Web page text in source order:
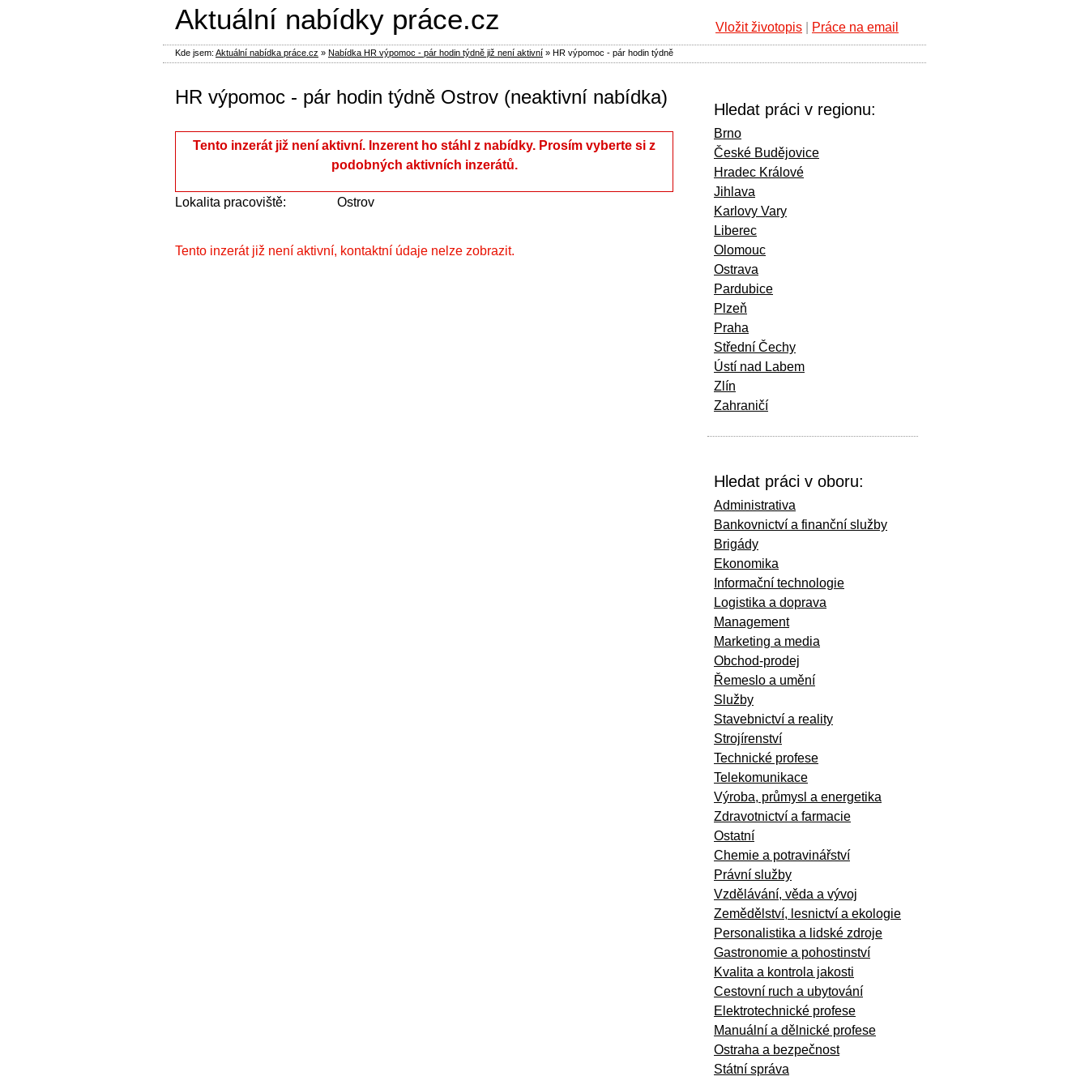
HR výpomoc - pár hodin týdně Ostrov (neaktivní nabídka)
Tento inzerát již není aktivní. Inzerent ho stáhl z nabídky. Prosím vyberte si z
podobných aktivních inzerátů.
Lokalita pracoviště: Ostrov
Tento inzerát již není aktivní, kontaktní údaje nelze zobrazit.
Hledat práci v regionu:
Brno
České Budějovice
Hradec Králové
Jihlava
Karlovy Vary
Liberec
Olomouc
Ostrava
Pardubice
Plzeň
Praha
Střední Čechy
Ústí nad Labem
Zlín
Zahraničí
Hledat práci v oboru:
Administrativa
Bankovnictví a finanční služby
Brigády
Ekonomika
Informační technologie
Logistika a doprava
Management
Marketing a media
Obchod-prodej
Řemeslo a umění
Služby
Stavebnictví a reality
Strojírenství
Technické profese
Telekomunikace
Výroba, průmysl a energetika
Zdravotnictví a farmacie
Ostatní
Chemie a potravinářství
Právní služby
Vzdělávání, věda a vývoj
Zemědělství, lesnictví a ekologie
Personalistika a lidské zdroje
Gastronomie a pohostinství
Kvalita a kontrola jakosti
Cestovní ruch a ubytování
Elektrotechnické profese
Manuální a dělnické profese
Ostraha a bezpečnost
Státní správa
Aktuální nabídky práce.cz Vložit životopis Práce na email
Kde jsem: Aktuální nabídka práce.cz » Nabídka HR výpomoc - pár hodin týdně již není aktivní » HR výpomoc - pár hodin týdně